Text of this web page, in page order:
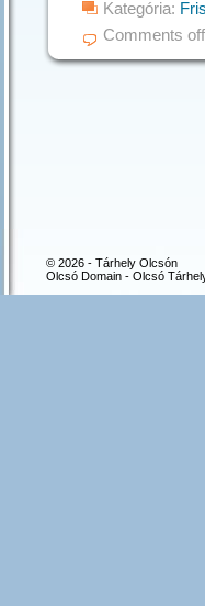
Kategória:
Comments off
© 2026 - Tárhely Olcsón
Olcsó Domain - Olcsó